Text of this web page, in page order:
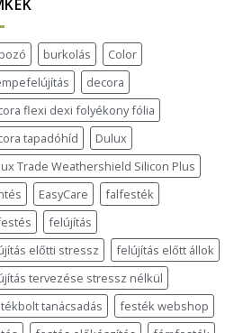
burkolás
Color
decora
flexi dexi folyékony fólia
tapadóhíd
Dulux
Trade Weathershield Silicon Plus
EasyCare
falfesték
felújítás
előtti stressz
felújítás előtt állok
tervezése stressz nélkül
tanácsadás
festék webshop